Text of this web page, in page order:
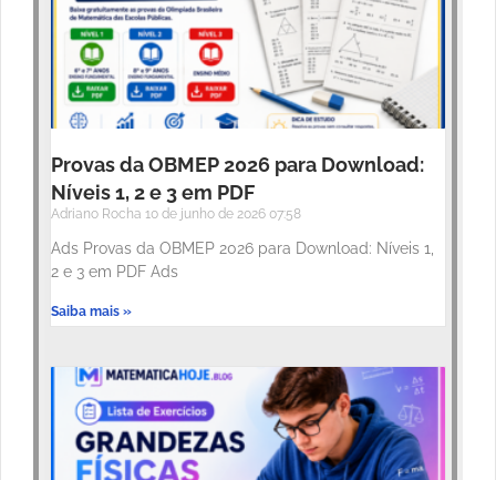
Provas da OBMEP 2026 para Download:
Níveis 1, 2 e 3 em PDF
Adriano Rocha 10 de junho de 2026 07:58
Ads Provas da OBMEP 2026 para Download: Níveis 1,
2 e 3 em PDF Ads
Saiba mais »